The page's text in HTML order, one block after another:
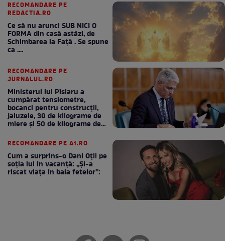
RECOMANDARE PE
REDACTIA.RO
Ce să nu arunci SUB NICI O
FORMA din casă astăzi, de
Schimbarea la Față . Se spune
ca ....
RECOMANDARE PE
JURNALUL.RO
Ministerul lui Pîslaru a
cumpărat tensiometre,
bocanci pentru construcții,
jaluzele, 30 de kilograme de
miere și 50 de kilograme de
RECOMANDARE PE A1.RO
Cum a surprins-o Dani Oțil pe
soția lui în vacanță: „Și-a
riscat viața în baia fetelor”: